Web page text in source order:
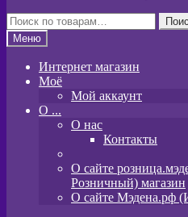
Искать:
Меню
Интернет магазин
Моё
Мой аккаунт
O ...
О нас
Контакты
О сайте
Розничный) магазин
О сайте Мэдена.рф